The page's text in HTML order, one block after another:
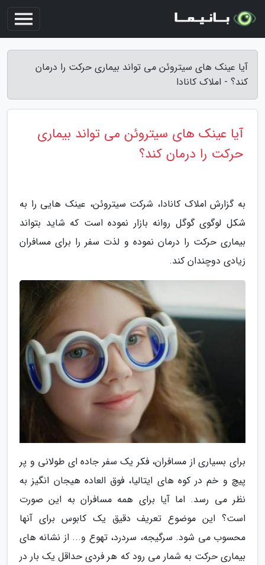
آیا عینک های سیتروئن می تواند بیماری حرکت را درمان
کند؟ - املاک کانادا
آیا عینک های سیتروئن می تواند بیماری
حرکت را درمان کند؟
به گزارش املاک کانادا، شرکت سیتروئن، عینک هایی را به
شکل لوگوی گوگل روانه بازار نموده است که شاید بتواند
بیماری حرکت را درمان نموده و لذت سفر را برای مسافران
زیادی دوچندان کند.
برای بسیاری از مسافران، فکر یک سفر جاده ای طولانی و پر
پیچ و خم در کوه های ایتالیا، فوق العاده هیجان انگیز به
نظر می رسد. اما آیا برای همه مسافران به این صورت
است؟ این موضوع تعریف دقیق یک کابوس برای آنها
محسوب می شود. سرگیجه، سردرد، تهوع و... از نشانه های
بیماری حرکت به شمار می رود که هر فردی حداقل یک بار در